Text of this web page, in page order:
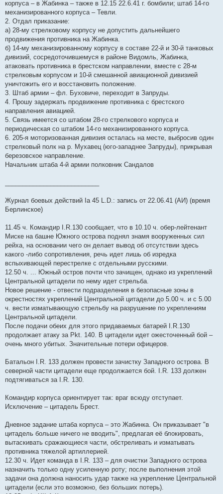
корпуса – в Жабинка – также в 12.15 22.6.41 г. бомбили; штаб 14-го
механизированного корпуса – Тевли.
2. Отдал приказание:
а) 28-му стрелковому корпусу не допустить дальнейшего
продвижения противника на Жабинка.
б) 14-му механизированному корпусу в составе 22-й и 30-й танковых
дивизий, сосредоточившемуся в районе Видомль, Жабинка,
атаковать противника в брестском направлении, вместе с 28-м
стрелковым корпусом и 10-й смешанной авиационной дивизией
уничтожить его и восстановить положение.
3. Штаб армии – фл. Буховиче, переходит в Запруды.
4. Прошу задержать продвижение противника с брестского
направления авиацией.
5. Связь имеется со штабом 28-го стрелкового корпуса и
периодическая со штабом 14-го механизированного корпуса.
6. 205-я моторизованная дивизия осталась на месте, выбросив один
стрелковый полк на р. Мухавец (юго-западнее Запруды), прикрывая
березовское направление.
Начальник штаба 4-й армии полковник Сандалов
Журнал боевых действий Iа 45 L.D.: запись от 22.06.41 (АИ) (время
Берлинское)
11.45 ч. Командир I.R.130 сообщает, что в 10.10 ч. обер-лейтенaнт
Миске на башне Южного острова поднял знамя вооруженных сил
рейха, на основании чего он делает вывод об отсутствии здесь
кaкoго -либо сопротивления, речь идет лишь об изредка
вспыхивающей перестрелке с отдельными русскими.
12.50 ч. ... Южный остров почти что зачищен, однако из укреплений
Центральной цитадели по нему идет стрельба.
Новое решение - отвести подразделения в безопасные зоны в
окрестностях укреплений Центральной цитадели до 5.00 ч. и с 5.00
ч. вести изматывающую стрельбу на разрушение по укреплениям
Центральной цитадели.
После подачи обеих для этого придаваемых батарей I.R.130
продолжает атаку за Pkt. 140. В цитадели идет ожесточенный бой –
очень много убитых. Значительные потери офицеров.
Батальон I.R. 133 должен провести зачистку Западного острова. В
северной части цитадели еще продолжается бой. I.R. 133 должен
подтягиваться за I.R. 130.
Командир корпуса ориентирует так: враг всюду отступает.
Исключение – цитадель Брест.
Дневное задание штаба корпуса – это Жабинка. Он приказывает "в
цитадель больше ничего не вводить", предлагая её блокировать,
вытаскивать сражающиеся части, обстреливать и изматывать
противника тяжелой артиллерией.
12.30 ч. Идет команда в I.R. 133 – для очистки Западного острова
назначить только одну усиленную роту; после выполнения этой
задачи она должна наносить удар также на укрепление Центральной
цитадели (если это возможно, без больших потерь).